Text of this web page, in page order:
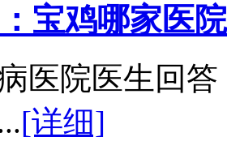
宝鸡哪家医
医院医生回
[详细]